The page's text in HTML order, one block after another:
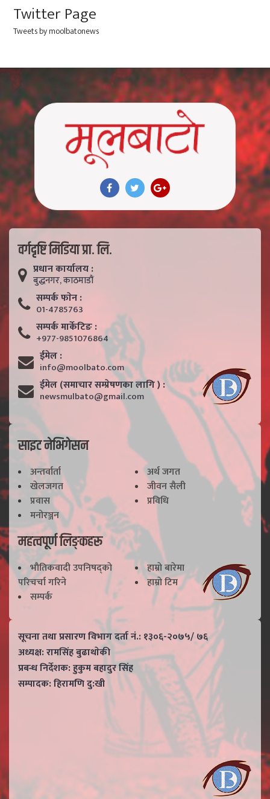
Twitter Page
Tweets by moolbatonews
वर्गदृष्टि मिडिया प्रा. लि.
प्रधान कार्यालय :
बुद्धनगर, काठमाडाैं
सम्पर्क फाेन :
01-4785763
सम्पर्क मार्केटिङ :
+977-9851076864
ईमेल :
info@moolbato.com
ईमेल (समाचार सम्प्रेषणका लागि ) :
newsmulbato@gmail.com
साइट नेभिगेसन
अन्तर्वार्ता
अर्थ जगत
खेलजगत
जीवन सैली
प्रवास
प्रविधि
मनोरञ्जन
महत्वपूर्ण लिङ्कहरू
भाैतिकवादी उपनिषद्काे
परिचर्चा गरिने
हाम्राे बारेमा
हाम्राे टिम
सम्पर्क
सूचना तथा प्रसारण विभाग दर्ता नं.: १३०६-२०७५/ ७६
अध्यक्ष: रामसिंह बुढाथाेकी
प्रबन्ध निर्देशक: हुकुम बहादुर सिंह
सम्पादक: हिरामणि दु:खी